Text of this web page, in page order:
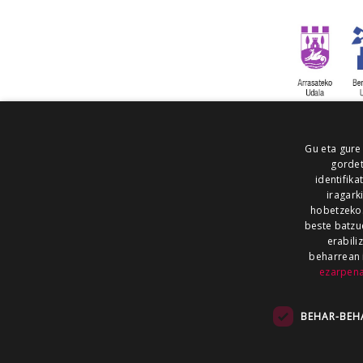
ALEA
NOAUA
Gu eta
hobetzeko.
beste
beharrean
BEHAR-